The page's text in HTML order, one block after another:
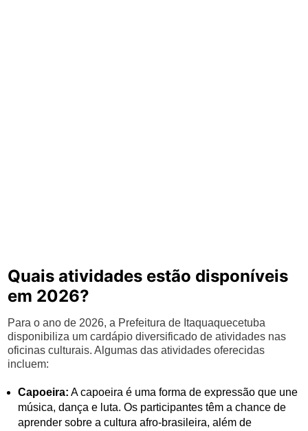
Quais atividades estão disponíveis
em 2026?
Para o ano de 2026, a Prefeitura de Itaquaquecetuba
disponibiliza um cardápio diversificado de atividades nas
oficinas culturais. Algumas das atividades oferecidas
incluem:
Capoeira: A capoeira é uma forma de expressão que une
música, dança e luta. Os participantes têm a chance de
aprender sobre a cultura afro-brasileira, além de